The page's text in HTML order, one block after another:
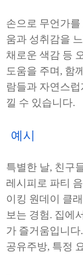
손으로 무언가
움과 성취감을
채로운 색감 등
도움을 주며, 함
람들과 자연스
낄 수 있습니다.
예시
특별한 날, 친구
레시피로 파티
이킹 원데이 클
보는 경험. 집에
가 즐거움입니
공유주방, 특정